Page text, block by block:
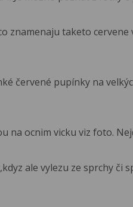
znamenaju taketo cervene
červené pupínky na
na ocnim vicku viz foto.
ale vylezu ze sprchy či